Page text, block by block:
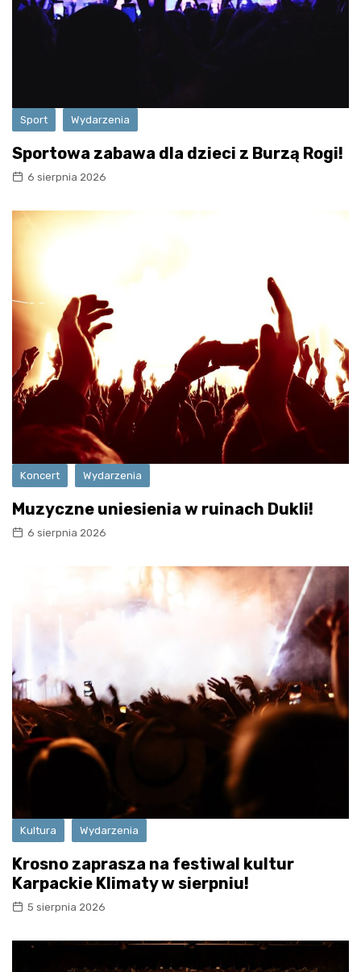
Sport Wydarzenia
Sportowa zabawa dla dzieci z Burzą Rogi!
6 sierpnia 2026
Koncert Wydarzenia
Muzyczne uniesienia w ruinach Dukli!
6 sierpnia 2026
Kultura Wydarzenia
Krosno zaprasza na festiwal kultur
Karpackie Klimaty w sierpniu!
5 sierpnia 2026